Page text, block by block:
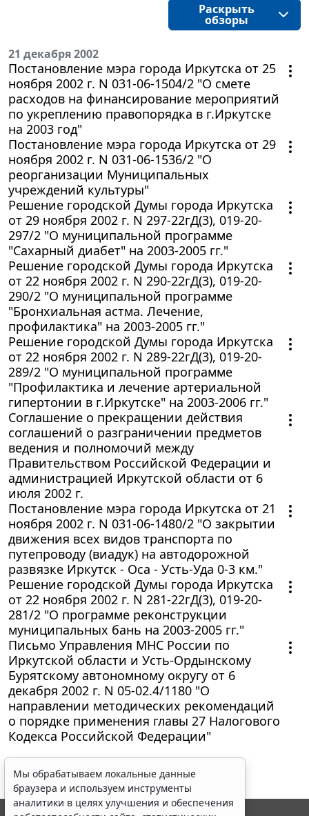
Раскрыть
обзоры
21 декабря 2002
Постановление мэра города Иркутска от 25
ноября 2002 г. N 031-06-1504/2 "О смете
расходов на финансирование мероприятий
по укреплению правопорядка в г.Иркутске
на 2003 год"
Постановление мэра города Иркутска от 29
ноября 2002 г. N 031-06-1536/2 "О
реорганизации Муниципальных
учреждений культуры"
Решение городской Думы города Иркутска
от 29 ноября 2002 г. N 297-22гД(3), 019-20-
297/2 "О муниципальной программе
"Сахарный диабет" на 2003-2005 гг."
Решение городской Думы города Иркутска
от 22 ноября 2002 г. N 290-22гД(3), 019-20-
290/2 "О муниципальной программе
"Бронхиальная астма. Лечение,
профилактика" на 2003-2005 гг."
Решение городской Думы города Иркутска
от 22 ноября 2002 г. N 289-22гД(3), 019-20-
289/2 "О муниципальной программе
"Профилактика и лечение артериальной
гипертонии в г.Иркутске" на 2003-2006 гг."
Соглашение о прекращении действия
соглашений о разграничении предметов
ведения и полномочий между
Правительством Российской Федерации и
администрацией Иркутской области от 6
июля 2002 г.
Постановление мэра города Иркутска от 21
ноября 2002 г. N 031-06-1480/2 "О закрытии
движения всех видов транспорта по
путепроводу (виадук) на автодорожной
развязке Иркутск - Оса - Усть-Уда 0-3 км."
Решение городской Думы города Иркутска
от 22 ноября 2002 г. N 281-22гД(3), 019-20-
281/2 "О программе реконструкции
муниципальных бань на 2003-2005 гг."
Письмо Управления МНС России по
Иркутской области и Усть-Ордынскому
Бурятскому автономному округу от 6
декабря 2002 г. N 05-02.4/1180 "О
направлении методических рекомендаций
о порядке применения главы 27 Налогового
Кодекса Российской Федерации"
Мы обрабатываем локальные данные
браузера и используем инструменты
аналитики в целях улучшения и обеспечения